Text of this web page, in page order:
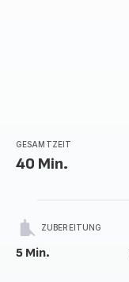
GESAMTZEIT
40 Min.
ZUBEREITUNG
5 Min.